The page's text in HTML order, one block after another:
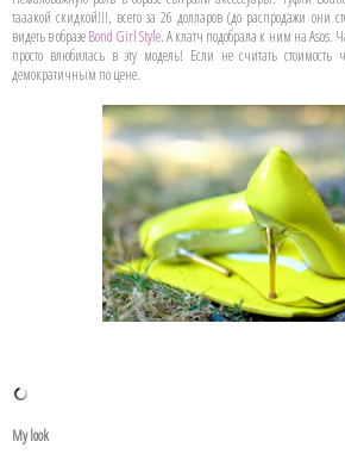
тааакой скидкой!!!, всего за 26 долларов (до распродажи они
видеть в образеBond Girl Style. А клатч подобрала к ним на Asos.
просто влюбилась в эту модель! Если не считать стоимость
демократичным по цене.
My look